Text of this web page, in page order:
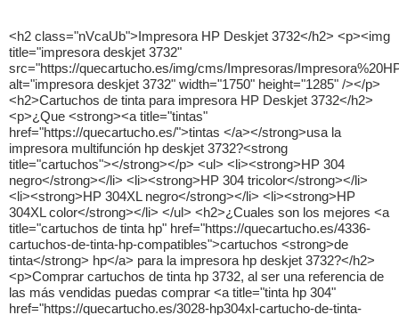
<h2 class="nVcaUb">Impresora HP Deskjet 3732</h2> <p><img
title="impresora deskjet 3732"
src="https://quecartucho.es/img/cms/Impresoras/
alt="impresora deskjet 3732" width="1750" height="1285" /></p>
<h2>Cartuchos de tinta para impresora HP Deskjet 3732</h2>
<p>¿Que <strong><a title="tintas"
href="https://quecartucho.es/">tintas </a></strong>usa la
impresora multifunción hp deskjet 3732?<strong
title="cartuchos"></strong></p> <ul> <li><strong>HP 304
negro</strong></li> <li><strong>HP 304 tricolor</strong></li>
<li><strong>HP 304XL negro</strong></li> <li><strong>HP
304XL color</strong></li> </ul> <h2>¿Cuales son los mejores <a
title="cartuchos de tinta hp" href="https://quecartucho.es/4336-
cartuchos-de-tinta-hp-compatibles">cartuchos <strong>de
tinta</strong> hp</a> para la impresora hp deskjet 3732?</h2>
<p>Comprar cartuchos de tinta hp 3732, al ser una referencia de
las más vendidas puedas comprar <a title="tinta hp 304"
href="https://quecartucho.es/3028-hp304xl-cartucho-de-tinta-